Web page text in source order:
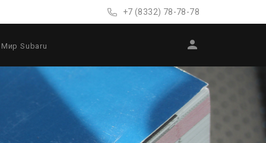
+7 (8332) 78-78-78
Мир Subaru